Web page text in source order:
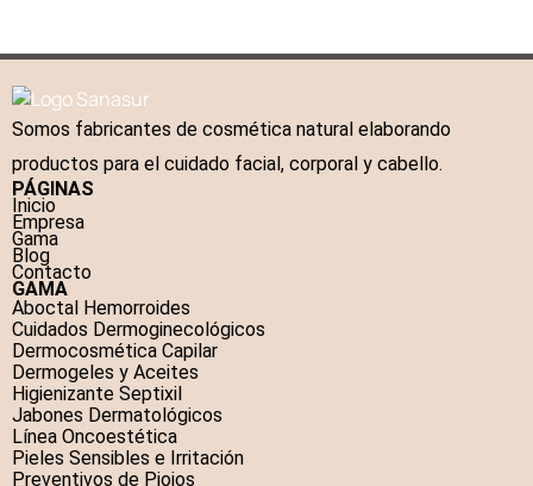
Somos fabricantes de cosmética natural elaborando
productos para el cuidado facial, corporal y cabello.
PÁGINAS
Inicio
Empresa
Gama
Blog
Contacto
GAMA
Aboctal Hemorroides
Cuidados Dermoginecológicos
Dermocosmética Capilar
Dermogeles y Aceites
Higienizante Septixil
Jabones Dermatológicos
Línea Oncoestética
Pieles Sensibles e Irritación
Preventivos de Piojos